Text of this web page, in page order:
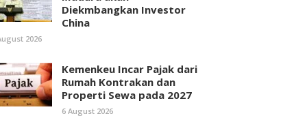
Diekmbangkan Investor
China
2026
Kemenkeu Incar Pajak dari
Rumah Kontrakan dan
Properti Sewa pada 2027
6 August 2026